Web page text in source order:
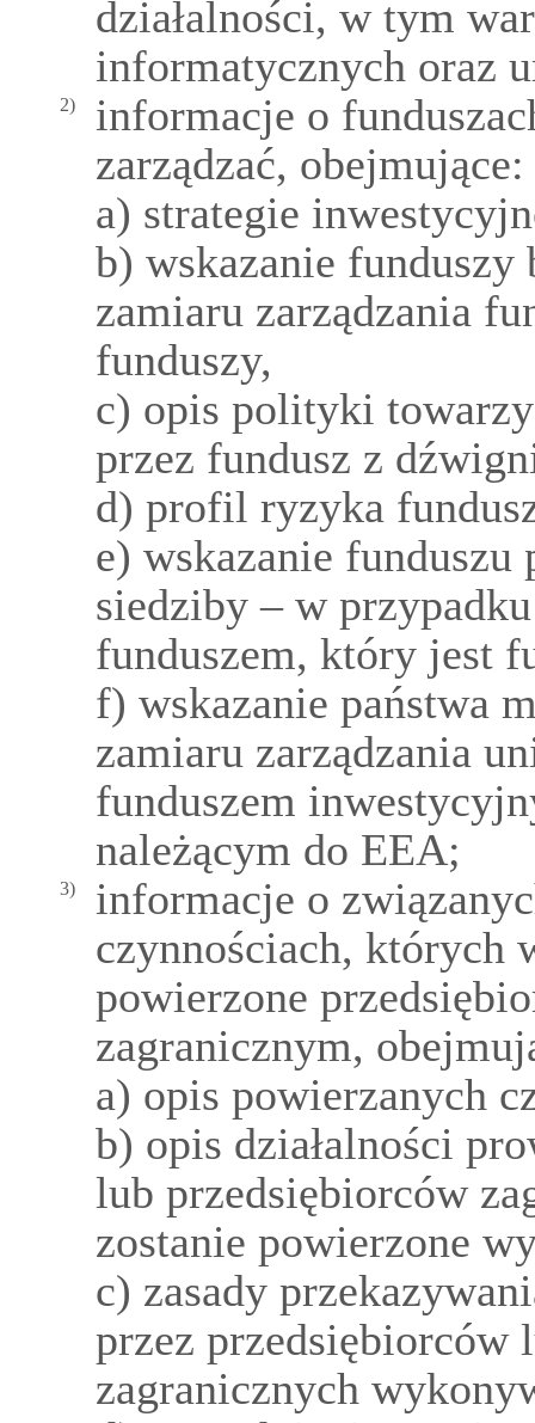
działalności, w tym
informatycznych oraz
2)
informacje o
zarządzać, obejmujące:
a) strategie
b) wskazanie
zamiaru zarządzania
funduszy,
c) opis polityki
przez fundusz z
d) profil ryzyka
e) wskazanie funduszu
siedziby – w
funduszem, który jest
f) wskazanie państwa
zamiaru zarządzania
funduszem
należącym do EEA;
3)
informacje o
czynnościach, których
powierzone
zagranicznym,
a) opis powierzanych
b) opis działalności
lub przedsiębiorców
zostanie powierzone
c) zasady
przez przedsiębiorców
zagranicznych